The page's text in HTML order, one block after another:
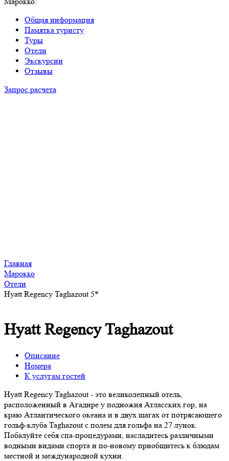
Общая информация
Памятка туристу
Туры
Отели
Экскурсии
Отзывы
Запрос расчета
Главная
Марокко
Отели
Hyatt Regency Taghazout 5*
Hyatt Regency Taghazout
Описание
Номера
К услугам гостей
Hyatt Regency Taghazout - это великолепный отель,
расположенный в Агадире у подножия Атласских гор, на
краю Атлантического океана и в двух шагах от потрясающего
гольф-клуба Taghazout с полем для гольфа на 27 лунок.
Побалуйте себя спа-процедурами, насладитесь различными
водными видами спорта и по-новому приобщитесь к блюдам
местной и международной кухни.